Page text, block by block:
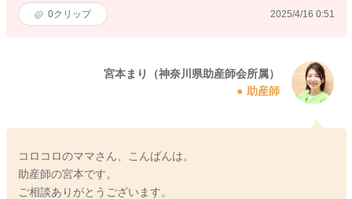
0クリップ 2025/4/16 0:51
宮本まり（神奈川県助産師会所属）
助産師
コロコロのママさん、こんばんは。
助産師の宮本です。
ご相談ありがとうございます。